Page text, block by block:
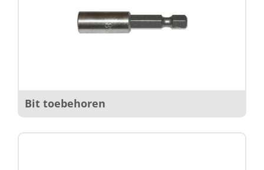
Bit toebehoren